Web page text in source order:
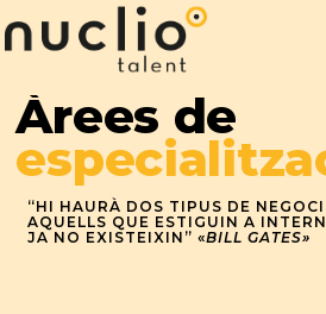
Àrees de
“HI HAURÀ DOS TIPUS DE
AQUELLS QUE ESTIGUIN A
JA NO EXISTEIXIN” «BILL GATES»